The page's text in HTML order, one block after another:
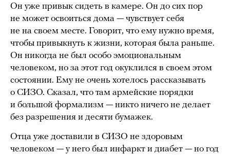
Он уже привык сидеть в камере. Он до сих пор
не может освоиться дома — чувствует себя
не на своем месте. Говорит, что ему нужно время,
чтобы привыкнуть к жизни, которая была раньше.
Он никогда не был особо эмоциональным
человеком, но за этот год окуклился в своем этом
состоянии. Ему не очень хотелось рассказывать
о СИЗО. Сказал, что там армейские порядки
и большой формализм — никто ничего не делает
без разрешения и десяти бумажек.
Отца уже доставили в СИЗО не здоровым
человеком — у него был инфаркт и диабет — но год